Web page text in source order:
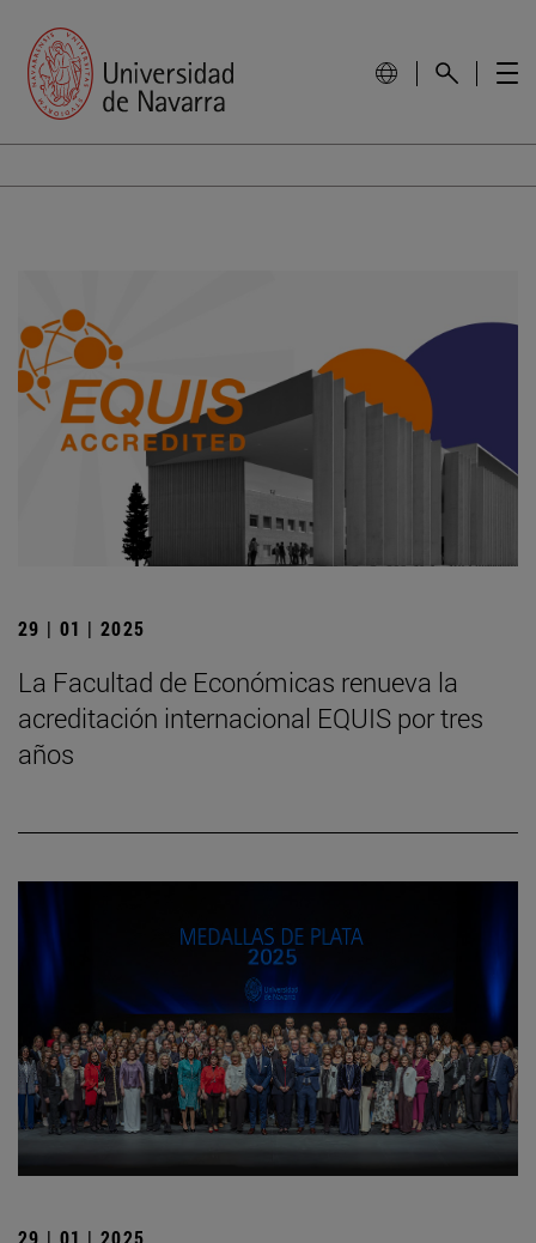
29 | 01 | 2025
La Facultad de Económicas renueva la
acreditación internacional EQUIS por tres
años
29 | 01 | 2025